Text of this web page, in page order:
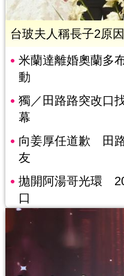
台玻夫人稱長子2原
米蘭達離婚奧蘭多
動
獨／田路路突改口
幕
向姜厚任道歉 田
友
拋開阿湯哥光環
口